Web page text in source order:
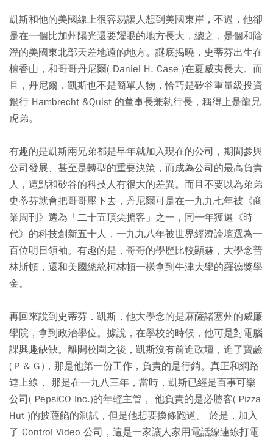
凱斯和他的美國線上很容易讓人想到美國東岸，不過，他卻
是在一個比加州陽光還要耀眼的地方長大，總之，是個和陰
溼的美國東北部天差地遠的地方。謎底揭曉，史蒂芬出生在
檀香山，和哥哥丹尼爾( Daniel H. Case )在夏威夷長大。而
且，丹尼爾．凱斯也不是簡單人物，恰巧是矽谷重量級投資
銀行 Hambrecht &Quist 的董事長兼執行長，稱得上是龍兄
虎弟。
有趣的是凱斯兩兄弟都是早年就加入現在的公司，期間參與
公司發展、甚至是轉型的重要決策，而成為公司的最高負責
人，這點和矽谷的科技人有很大的差異。而且不要以為弟弟
史蒂芬就會把哥哥壓下去，丹尼爾可是在一九九七年被《商
業周刊》選為「二十五頂尖掮客」之一，同一年獲選《時
代》的科技創新五十人，一九九八年被世界經濟論壇選為一
百位明日領袖。有趣的是，哥哥的學歷比較顯赫，大學念普
林斯頓，還和美國總統柯林頓一樣拿到牛津大學的羅德獎學
金。
再回來說到史蒂芬．凱斯，他大學念的是麻薩諸塞州的威廉
學院，拿到政治學位。據說，在學校的時候，他可是對電腦
課興趣缺缺。離開校園之後，凱斯沒有前進政壇，進了寶鹼
(Ｐ＆Ｇ)，那是他第一份工作，負責的是行銷。真正和網路
連上線， 那是在一九八三年，當時，凱斯已經是百事可樂
公司( PepsiCO Inc.)的年輕主管， 他負責的是必勝客( Pizza
Hut )的披薩餡的測試，但是他想要換條跑道。 於是，加入
了 Control Video 公司，這是一家讓人家用電話線連線打電